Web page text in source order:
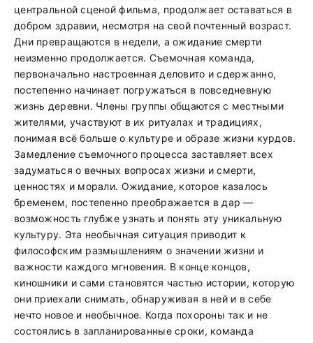
центральной сценой фильма, продолжает оставаться в
добром здравии, несмотря на свой почтенный возраст.
Дни превращаются в недели, а ожидание смерти
неизменно продолжается. Съемочная команда,
первоначально настроенная деловито и сдержанно,
постепенно начинает погружаться в повседневную
жизнь деревни. Члены группы общаются с местными
жителями, участвуют в их ритуалах и традициях,
понимая всё больше о культуре и образе жизни курдов.
Замедление съемочного процесса заставляет всех
задуматься о вечных вопросах жизни и смерти,
ценностях и морали. Ожидание, которое казалось
бременем, постепенно преображается в дар —
возможность глубже узнать и понять эту уникальную
культуру. Эта необычная ситуация приводит к
философским размышлениям о значении жизни и
важности каждого мгновения. В конце концов,
киношники и сами становятся частью истории, которую
они приехали снимать, обнаруживая в ней и в себе
нечто новое и необычное. Когда похороны так и не
состоялись в запланированные сроки, команда